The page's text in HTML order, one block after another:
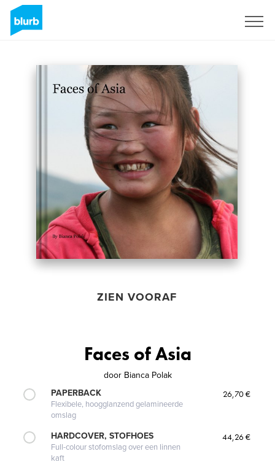
ZIEN VOORAF
Faces of Asia
door Bianca Polak
PAPERBACK
Flexibele, hoogglanzend gelamineerde
omslag
26,70 €
HARDCOVER, STOFHOES
Full-colour stofomslag over een linnen
kaft
44,26 €